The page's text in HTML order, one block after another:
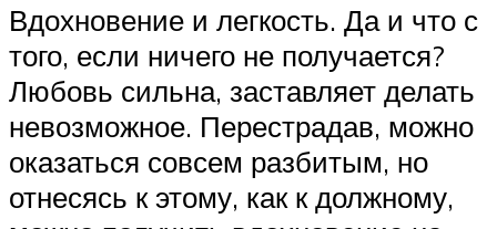
Вдохновение и легкость. Да и что с
того, если ничего не получается?
Любовь сильна, заставляет делать
невозможное. Перестрадав, можно
оказаться совсем разбитым, но
отнесясь к этому, как к должному,